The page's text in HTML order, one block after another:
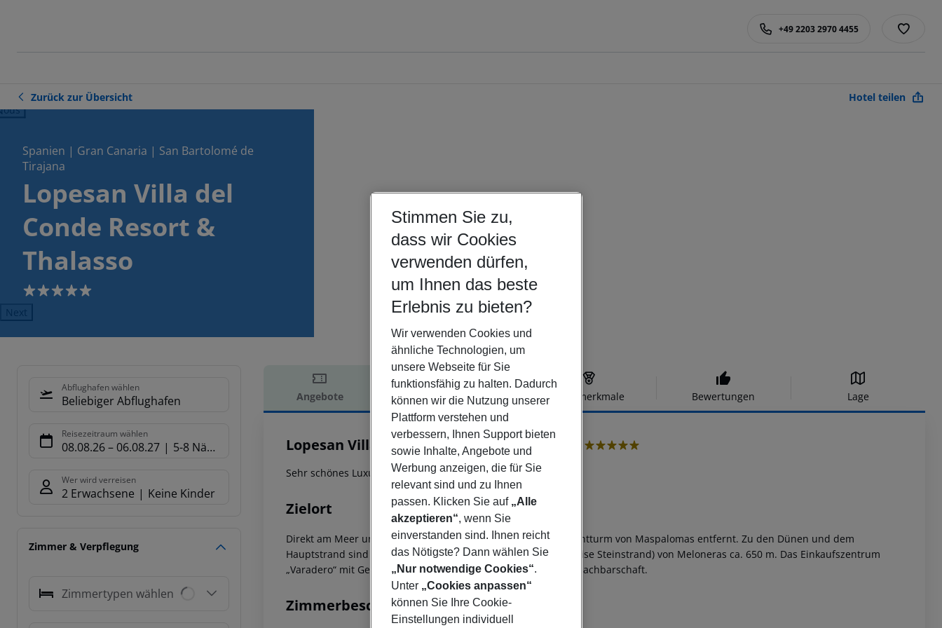
+49 2203 2970 4455
Zurück zur Übersicht Hotel teilen
Spanien | Gran Canaria | San Bartolomé de
Tirajana
Lopesan Villa del
Conde Resort &
Thalasso
5
Next
Abflughafen wählen
Beliebiger Abflughafen
Reisezeitraum wählen
08.08.26– 06.08.27 5-8 Nächte
Wer wird verreisen
2 Erwachsene Keine Kinder
Zimmer & Verpflegung
Zimmertypen wählen
Angebote Hotelbeschreibung Hotelmerkmale Bewertungen Lage
Hotelbeschreibung
Lopesan Villa del Conde Resort & Thalasso
Sehr schönes Luxushotel direkt am Meer.
Zielort
Direkt am Meer und der Strandpromenade, ca. 1 km vom Leuchtturm von Maspalomas entfernt. Zu den Dünen und dem
Hauptstrand sind es ca. 1,4 km, zur kleinen Naturbucht (teilweise Steinstrand) von Meloneras ca. 650 m. Das Einkaufszentrum
„Varadero“ mit Geschäften, Restaurants und Bars liegt in der Nachbarschaft.
Zimmerbeschreibung
Stimmen Sie zu,
dass wir Cookies
verwenden dürfen,
um Ihnen das beste
Erlebnis zu bieten?
Wir verwenden Cookies und
ähnliche Technologien, um
unsere Webseite für Sie
funktionsfähig zu halten. Dadurch
können wir die Nutzung unserer
Plattform verstehen und
verbessern, Ihnen Support bieten
sowie Inhalte, Angebote und
Werbung anzeigen, die für Sie
relevant sind und zu Ihnen
passen. Klicken Sie auf „Alle
akzeptieren“, wenn Sie
einverstanden sind. Ihnen reicht
das Nötigste? Dann wählen Sie
„Nur notwendige Cookies“.
Unter „Cookies anpassen“
können Sie Ihre Cookie-
Einstellungen individuell